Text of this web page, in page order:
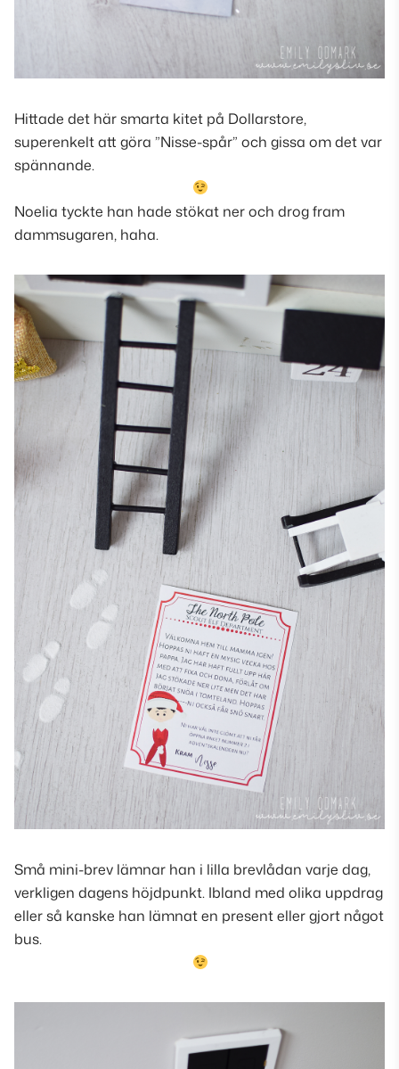
Hittade det här smarta kitet på Dollarstore,
superenkelt att göra ”Nisse-spår” och gissa om det var
spännande.
Noelia tyckte han hade stökat ner och drog fram
dammsugaren, haha.
Små mini-brev lämnar han i lilla brevlådan varje dag,
verkligen dagens höjdpunkt. Ibland med olika uppdrag
eller så kanske han lämnat en present eller gjort något
bus.